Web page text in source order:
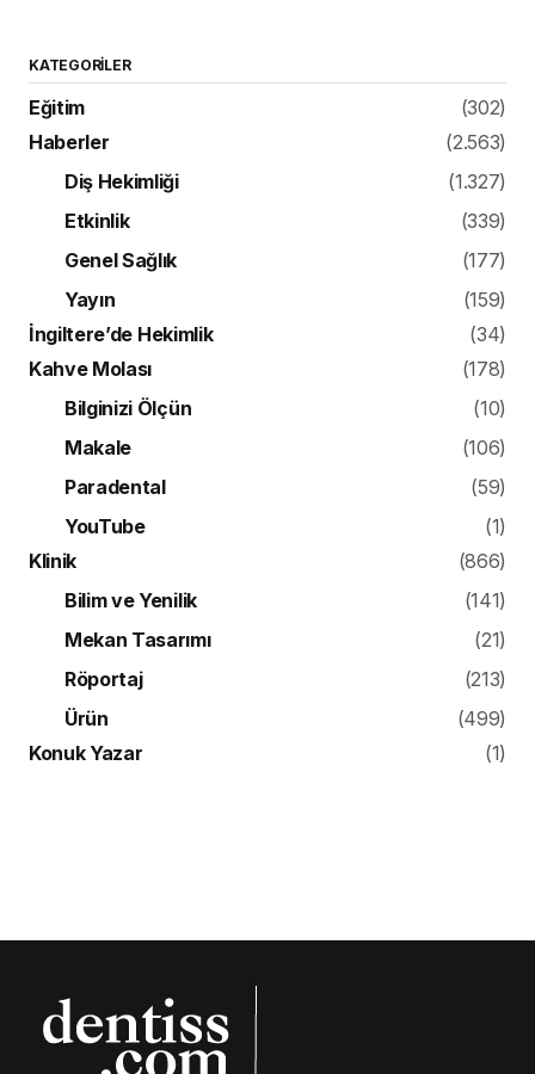
KATEGORILER
Eğitim
(302)
Haberler
(2.563)
Diş Hekimliği
(1.327)
Etkinlik
(339)
Genel Sağlık
(177)
Yayın
(159)
İngiltere’de Hekimlik
(34)
Kahve Molası
(178)
Bilginizi Ölçün
(10)
Makale
(106)
Paradental
(59)
YouTube
(1)
Klinik
(866)
Bilim ve Yenilik
(141)
Mekan Tasarımı
(21)
Röportaj
(213)
Ürün
(499)
Konuk Yazar
(1)